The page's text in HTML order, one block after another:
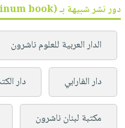
دور نشر شبيهة بـ (platinum book)
الدار العربية للعلوم ناشرون
دار الفارابي دار
مكتبة لبنان ناشرون